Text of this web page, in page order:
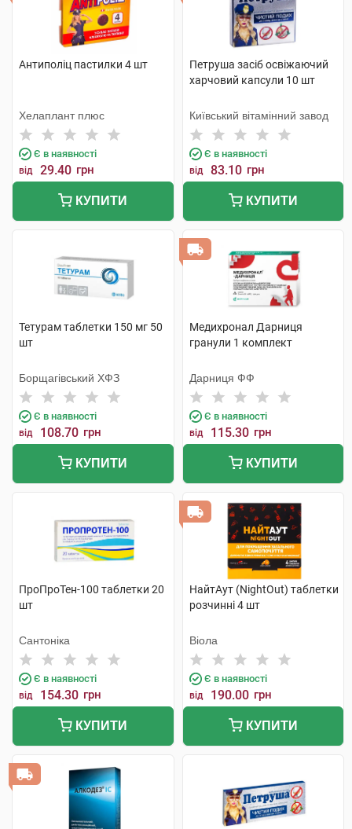
Антиполіц пастилки 4 шт
Хелаплант плюс
Є в наявності
від 29.40 грн
КУПИТИ
Петруша засіб освіжаючий
харчовий капсули 10 шт
Київський вітамінний завод
Є в наявності
від 83.10 грн
КУПИТИ
Тетурам таблетки 150 мг 50
шт
Борщагівський ХФЗ
Є в наявності
від 108.70 грн
КУПИТИ
Медихронал Дарниця
гранули 1 комплект
Дарниця ФФ
Є в наявності
від 115.30 грн
КУПИТИ
ПроПроТен-100 таблетки 20
шт
Сантоніка
Є в наявності
від 154.30 грн
КУПИТИ
НайтАут (NightOut) таблетки
розчинні 4 шт
Віола
Є в наявності
від 190.00 грн
КУПИТИ